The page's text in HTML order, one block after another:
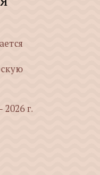
г.